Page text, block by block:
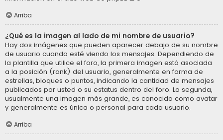
Arriba
¿Qué es la imagen al lado de mi nombre de usuario?
Hay dos imágenes que pueden aparecer debajo de su nombre
de usuario cuando esté viendo los mensajes. Dependiendo de
la plantilla que utilice el foro, la primera imagen está asociada
a la posición (rank) del usuario, generalmente en forma de
estrellas, bloques o puntos, indicando la cantidad de mensajes
publicados por usted o su estatus dentro del foro. La segunda,
usualmente una imagen más grande, es conocida como avatar
y generalmente es única o personal para cada usuario.
Arriba